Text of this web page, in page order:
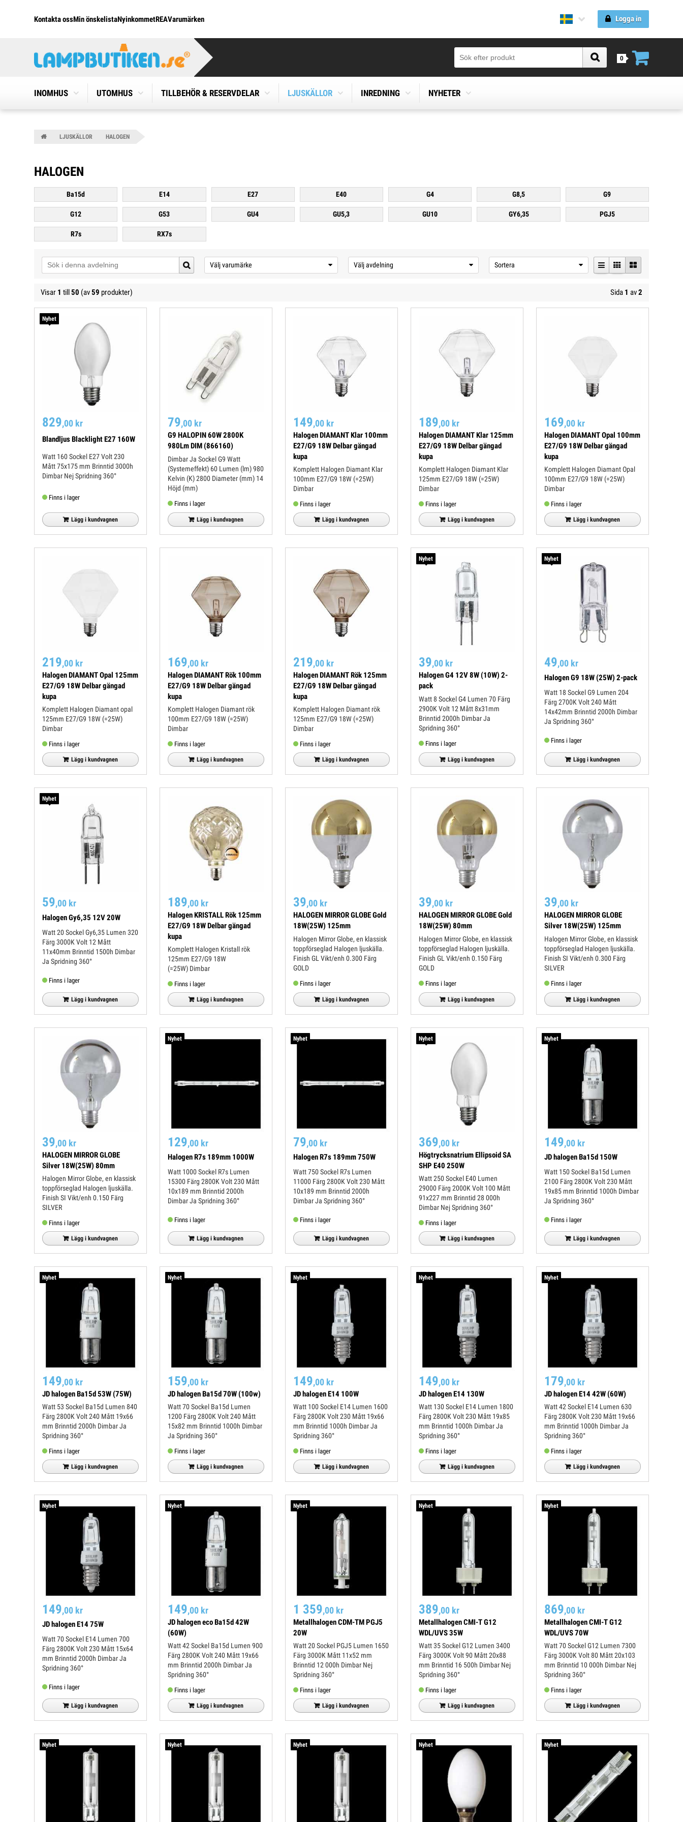
Kontakta ossMin önskelistaNyinkommetREAVarumärken Logga in
0
INOMHUS UTOMHUS TILLBEHÖR & RESERVDELAR LJUSKÄLLOR INREDNING NYHETER
LJUSKÄLLOR HALOGEN
HALOGEN
Ba15d E14 E27 E40 G4 G8,5 G9
G12 G53 GU4 GU5,3 GU10 GY6,35 PGJ5
R7s RX7s
Välj varumärke Välj avdelning Sortera
Visar 1 till50 (av59 produkter) Sida 1 av2
Blandljus Blacklight E27 160W
829,00 kr
Watt 160 Sockel E27 Volt 230
Mått 75x175 mm Brinntid 3000h
Dimbar Nej Spridning 360°
Finns i lager
Lägg i kundvagnen
Nyhet
G9 HALOPIN 60W 2800K
980Lm DIM (866160)
79,00 kr
Dimbar Ja Sockel G9 Watt
(Systemeffekt) 60 Lumen (lm) 980
Kelvin (K) 2800 Diameter (mm) 14
Höjd (mm)
Finns i lager
Lägg i kundvagnen
Halogen DIAMANT Klar 100mm
E27/G9 18W Delbar gängad
kupa
149,00 kr
Komplett Halogen Diamant Klar
100mm E27/G9 18W (=25W)
Dimbar
Finns i lager
Lägg i kundvagnen
Halogen DIAMANT Klar 125mm
E27/G9 18W Delbar gängad
kupa
189,00 kr
Komplett Halogen Diamant Klar
125mm E27/G9 18W (=25W)
Dimbar
Finns i lager
Lägg i kundvagnen
Halogen DIAMANT Opal 100mm
E27/G9 18W Delbar gängad
kupa
169,00 kr
Komplett Halogen Diamant Opal
100mm E27/G9 18W (=25W)
Dimbar
Finns i lager
Lägg i kundvagnen
Halogen DIAMANT Opal 125mm
E27/G9 18W Delbar gängad
kupa
219,00 kr
Komplett Halogen Diamant opal
125mm E27/G9 18W (=25W)
Dimbar
Finns i lager
Lägg i kundvagnen
Halogen DIAMANT Rök 100mm
E27/G9 18W Delbar gängad
kupa
169,00 kr
Komplett Halogen Diamant rök
100mm E27/G9 18W (=25W)
Dimbar
Finns i lager
Lägg i kundvagnen
Halogen DIAMANT Rök 125mm
E27/G9 18W Delbar gängad
kupa
219,00 kr
Komplett Halogen Diamant rök
125mm E27/G9 18W (=25W)
Dimbar
Finns i lager
Lägg i kundvagnen
Halogen G4 12V 8W (10W) 2-
pack
39,00 kr
Watt 8 Sockel G4 Lumen 70 Färg
2900K Volt 12 Mått 8x31mm
Brinntid 2000h Dimbar Ja
Spridning 360°
Finns i lager
Lägg i kundvagnen
Nyhet
Halogen G9 18W (25W) 2-pack
49,00 kr
Watt 18 Sockel G9 Lumen 204
Färg 2700K Volt 240 Mått
14x42mm Brinntid 2000h Dimbar
Ja Spridning 360°
Finns i lager
Lägg i kundvagnen
Nyhet
Halogen Gy6,35 12V 20W
59,00 kr
Watt 20 Sockel Gy6,35 Lumen 320
Färg 3000K Volt 12 Mått
11x40mm Brinntid 1500h Dimbar
Ja Spridning 360°
Finns i lager
Lägg i kundvagnen
Nyhet
Halogen KRISTALL Rök 125mm
E27/G9 18W Delbar gängad
kupa
189,00 kr
Komplett Halogen Kristall rök
125mm E27/G9 18W
(=25W) Dimbar
Finns i lager
Lägg i kundvagnen
HALOGEN MIRROR GLOBE Gold
18W(25W) 125mm
39,00 kr
Halogen Mirror Globe, en klassisk
toppförseglad Halogen ljuskälla.
Finish GL Vikt/enh 0.300 Färg
GOLD
Finns i lager
Lägg i kundvagnen
HALOGEN MIRROR GLOBE Gold
18W(25W) 80mm
39,00 kr
Halogen Mirror Globe, en klassisk
toppförseglad Halogen ljuskälla.
Finish GL Vikt/enh 0.150 Färg
GOLD
Finns i lager
Lägg i kundvagnen
HALOGEN MIRROR GLOBE
Silver 18W(25W) 125mm
39,00 kr
Halogen Mirror Globe, en klassisk
toppförseglad Halogen ljuskälla.
Finish SI Vikt/enh 0.300 Färg
SILVER
Finns i lager
Lägg i kundvagnen
HALOGEN MIRROR GLOBE
Silver 18W(25W) 80mm
39,00 kr
Halogen Mirror Globe, en klassisk
toppförseglad Halogen ljuskälla.
Finish SI Vikt/enh 0.150 Färg
SILVER
Finns i lager
Lägg i kundvagnen
Halogen R7s 189mm 1000W
129,00 kr
Watt 1000 Sockel R7s Lumen
15300 Färg 2800K Volt 230 Mått
10x189 mm Brinntid 2000h
Dimbar Ja Spridning 360°
Finns i lager
Lägg i kundvagnen
Nyhet
Halogen R7s 189mm 750W
79,00 kr
Watt 750 Sockel R7s Lumen
11000 Färg 2800K Volt 230 Mått
10x189 mm Brinntid 2000h
Dimbar Ja Spridning 360°
Finns i lager
Lägg i kundvagnen
Nyhet
Högtrycksnatrium Ellipsoid SA
SHP E40 250W
369,00 kr
Watt 250 Sockel E40 Lumen
29000 Färg 2000K Volt 100 Mått
91x227 mm Brinntid 28 000h
Dimbar Nej Spridning 360°
Finns i lager
Lägg i kundvagnen
Nyhet
JD halogen Ba15d 150W
149,00 kr
Watt 150 Sockel Ba15d Lumen
2100 Färg 2800K Volt 230 Mått
19x85 mm Brinntid 1000h Dimbar
Ja Spridning 360°
Finns i lager
Lägg i kundvagnen
Nyhet
JD halogen Ba15d 53W (75W)
149,00 kr
Watt 53 Sockel Ba15d Lumen 840
Färg 2800K Volt 240 Mått 19x66
mm Brinntid 2000h Dimbar Ja
Spridning 360°
Finns i lager
Lägg i kundvagnen
Nyhet
JD halogen Ba15d 70W (100w)
159,00 kr
Watt 70 Sockel Ba15d Lumen
1200 Färg 2800K Volt 240 Mått
15x82 mm Brinntid 1000h Dimbar
Ja Spridning 360°
Finns i lager
Lägg i kundvagnen
Nyhet
JD halogen E14 100W
149,00 kr
Watt 100 Sockel E14 Lumen 1600
Färg 2800K Volt 230 Mått 19x66
mm Brinntid 1000h Dimbar Ja
Spridning 360°
Finns i lager
Lägg i kundvagnen
Nyhet
JD halogen E14 130W
149,00 kr
Watt 130 Sockel E14 Lumen 1800
Färg 2800K Volt 230 Mått 19x85
mm Brinntid 1000h Dimbar Ja
Spridning 360°
Finns i lager
Lägg i kundvagnen
Nyhet
JD halogen E14 42W (60W)
179,00 kr
Watt 42 Sockel E14 Lumen 630
Färg 2800K Volt 230 Mått 19x66
mm Brinntid 1000h Dimbar Ja
Spridning 360°
Finns i lager
Lägg i kundvagnen
Nyhet
JD halogen E14 75W
149,00 kr
Watt 70 Sockel E14 Lumen 700
Färg 2800K Volt 230 Mått 15x64
mm Brinntid 2000h Dimbar Ja
Spridning 360°
Finns i lager
Lägg i kundvagnen
Nyhet
JD halogen eco Ba15d 42W
(60W)
149,00 kr
Watt 42 Sockel Ba15d Lumen 900
Färg 2800K Volt 240 Mått 19x66
mm Brinntid 2000h Dimbar Ja
Spridning 360°
Finns i lager
Lägg i kundvagnen
Nyhet
Metallhalogen CDM-TM PGJ5
20W
1 359,00 kr
Watt 20 Sockel PGJ5 Lumen 1650
Färg 3000K Mått 11x52 mm
Brinntid 12 000h Dimbar Nej
Spridning 360°
Finns i lager
Lägg i kundvagnen
Nyhet
Metallhalogen CMI-T G12
WDL/UVS 35W
389,00 kr
Watt 35 Sockel G12 Lumen 3400
Färg 3000K Volt 90 Mått 20x88
mm Brinntid 16 500h Dimbar Nej
Spridning 360°
Finns i lager
Lägg i kundvagnen
Nyhet
Metallhalogen CMI-T G12
WDL/UVS 70W
869,00 kr
Watt 70 Sockel G12 Lumen 7300
Färg 3000K Volt 80 Mått 20x103
mm Brinntid 10 000h Dimbar Nej
Spridning 360°
Finns i lager
Lägg i kundvagnen
Nyhet
Nyhet Nyhet Nyhet Nyhet Nyhet